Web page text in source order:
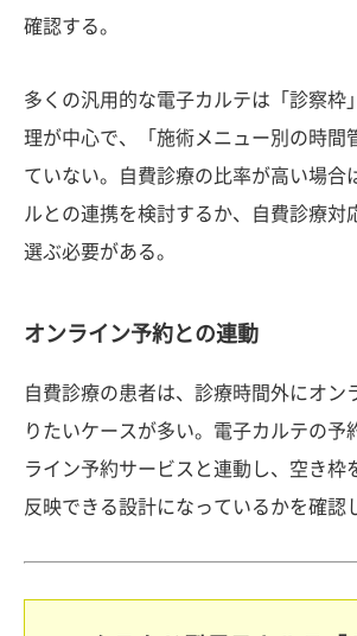
確認する。
多くの汎用的な電子カルテは「診察枠
理が中心で、「施術メニュー別の時間
ていない。自費診療の比率が高い場合
ルとの連携を検討するか、自費診療対
選ぶ必要がある。
オンライン予約との連動
自費診療の患者は、診療時間外にオン
りたいケースが多い。電子カルテの予
ライン予約サービスと連動し、空き枠
反映できる設計になっているかを確認